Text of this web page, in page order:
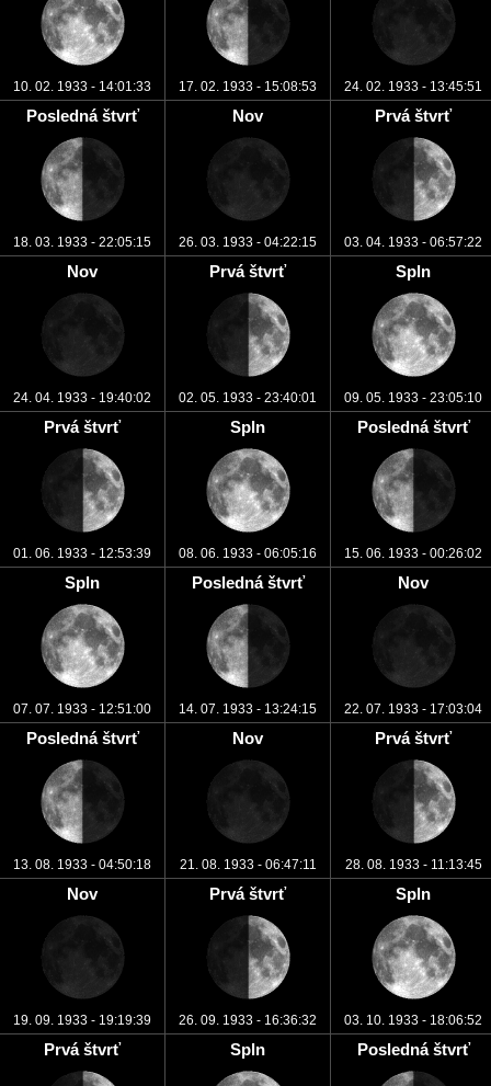
10. 02. 1933 - 14:01:33 17. 02. 1933 - 15:08:53 24. 02. 1933 - 13:45:51
Posledná štvrť
18. 03. 1933 - 22:05:15
Nov
26. 03. 1933 - 04:22:15
Prvá štvrť
03. 04. 1933 - 06:57:22
Nov
24. 04. 1933 - 19:40:02
Prvá štvrť
02. 05. 1933 - 23:40:01
Spln
09. 05. 1933 - 23:05:10
Prvá štvrť
01. 06. 1933 - 12:53:39
Spln
08. 06. 1933 - 06:05:16
Posledná štvrť
15. 06. 1933 - 00:26:02
Spln
07. 07. 1933 - 12:51:00
Posledná štvrť
14. 07. 1933 - 13:24:15
Nov
22. 07. 1933 - 17:03:04
Posledná štvrť
13. 08. 1933 - 04:50:18
Nov
21. 08. 1933 - 06:47:11
Prvá štvrť
28. 08. 1933 - 11:13:45
Nov
19. 09. 1933 - 19:19:39
Prvá štvrť
26. 09. 1933 - 16:36:32
Spln
03. 10. 1933 - 18:06:52
Prvá štvrť Spln Posledná štvrť